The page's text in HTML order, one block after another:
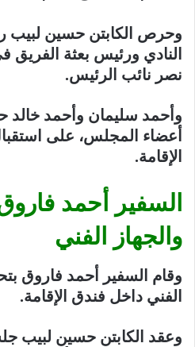
وحرص الكابتن حسين لبيب
النادي ورئيس بعثة
نصر نائب الرئيس.
وأحمد سليمان وأحمد
أعضاء المجلس، على
الإقامة.
السفير أحمد
والجهاز الفني
وقام السفير أحمد فاروق
الفني داخل فندق الإقامة.
وعقد الكابتن حسين لبيب